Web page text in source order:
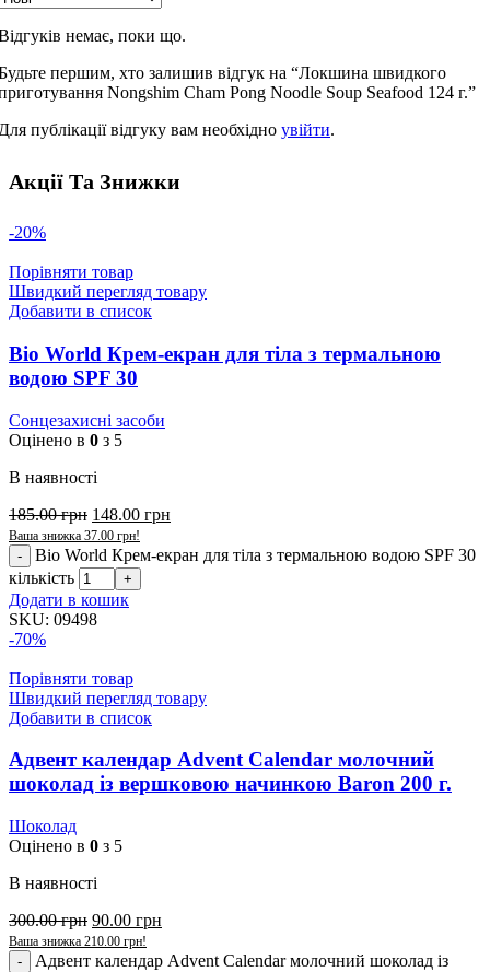
немає, поки що.
першим, хто залишив відгук на “Локшина швидкого
Nongshim Cham Pong Noodle Soup Seafood 124 г.”
публікації відгуку вам необхідно увійти.
Акції Та Знижки
-20%
Порівняти товар
Швидкий перегляд товару
Добавити в список
Bio World Крем-екран для тіла з термальною
водою SPF 30
Сонцезахисні засоби
Оцінено в 0 з 5
В наявності
185.00грн 148.00 грн
Ваша знижка 37.00 грн!
Bio World Крем-екран для тіла з термальною водою SPF 30
кількість
Додати в кошик
SKU: 09498
-70%
Порівняти товар
Швидкий перегляд товару
Добавити в список
Адвент календар Advent Calendar молочний
шоколад із вершковою начинкою Baron 200 г.
Шоколад
Оцінено в 0 з 5
В наявності
300.00грн 90.00 грн
Ваша знижка 210.00 грн!
Адвент календар Advent Calendar молочний шоколад із